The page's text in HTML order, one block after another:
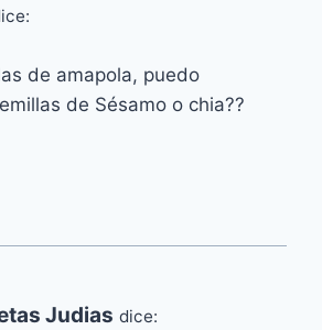
de amapola, puedo
de Sésamo o chia??
Judias dice: